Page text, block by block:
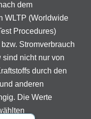
dem
WLTP (Worldwide
Procedures)
Stromverbrauch
nicht nur von
durch den
anderen
Die Werte